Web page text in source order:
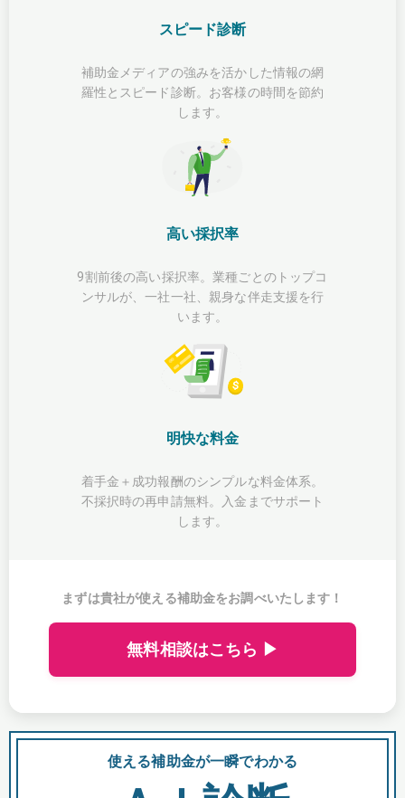
スピード診断
補助金メディアの強みを活かした情報の網
羅性とスピード診断。お客様の時間を節約
します。
高い採択率
9割前後の高い採択率。業種ごとのトップコ
ンサルが、一社一社、親身な伴走支援を行
います。
明快な料金
着手金＋成功報酬のシンプルな料金体系。
不採択時の再申請無料。入金までサポート
します。
まずは貴社が使える補助金をお調べいたします！
無料相談はこちら ▶
使える補助金が一瞬でわかる